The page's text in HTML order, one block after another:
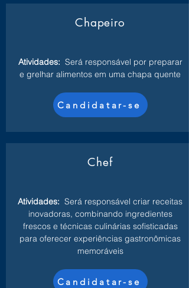
Chapeiro
Atividades: Será responsável por preparar
e grelhar alimentos em uma chapa quente
Candidatar-se
Chef
Atividades: Será responsável criar receitas
inovadoras, combinando ingredientes
frescos e técnicas culinárias sofisticadas
para oferecer experiências gastronômicas
memoráveis
Candidatar-se